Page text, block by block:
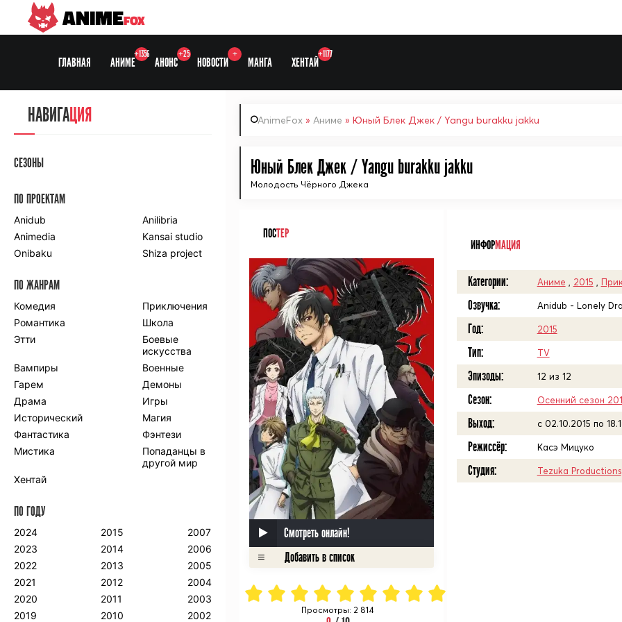
ANIMEFOX
ГЛАВНАЯ АНИМЕ
+1356
АНОНС
+25
НОВОСТИ
+
МАНГА ХЕНТАЙ
+1177
AnimeFox » Аниме » Юный Блек Джек / Yangu burakku jakku
Юный Блек Джек / Yangu burakku jakku
Молодость Чёрного Джека
ПОСТЕР
Смотреть онлайн!
Просмотры: 2 814
ИНФОРМАЦИЯ
Категории: Аниме 2015
Озвучка: Anidub - Lonely
Год: 2015
Тип: TV
Эпизоды: 12 из 12
Сезон: Осенний сезон
Выход: c 02.10.2015 по
Режиссёр: Касэ Мицуко
Студия: Tezuka Productions
НАВИГАЦИЯ
СЕЗОНЫ
ПО ПРОЕКТАМ
Anidub
Anilibria
Animedia
Kansai studio
Onibaku
Shiza project
ПО ЖАНРАМ
Комедия
Приключения
Романтика
Школа
Этти
Боевые
искусства
Вампиры
Военные
Гарем
Демоны
Драма
Игры
Исторический
Магия
Фантастика
Фэнтези
Мистика
Попаданцы в
другой мир
Хентай
ПО ГОДУ
2024
2023
2022
2021
2020
2019
2015
2014
2013
2012
2011
2010
2007
2006
2005
2004
2003
2002